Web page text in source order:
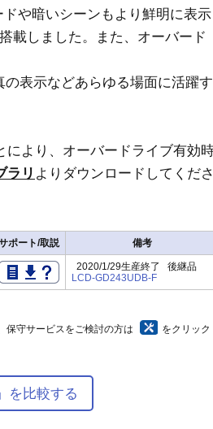
や暗いシーンもより鮮明に表示
載しました。また、オーバード
表示などあらゆる場面に活躍す
より、オーバードライブ有効
ラリ よりダウンロードしてくださ
ポート/取説 備考
2020/1/29生産終了 後継品
LCD-GD243UDB-F
保守サービスをご検討の方は
をクリック
を比較する